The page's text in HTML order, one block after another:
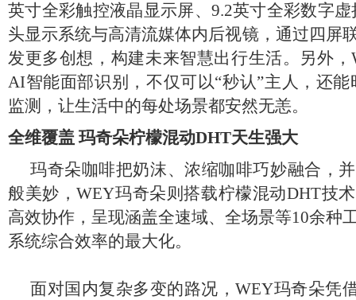
英寸全彩触控液晶显示屏、9.2英寸全彩数字
头显示系统与高清流媒体内后视镜，通过四屏
发更多创想，构建未来智慧出行生活。另外
AI智能面部识别，不仅可以“秒认”主人，还
监测，让生活中的每处场景都安然无恙。
全维覆盖 玛奇朵柠檬混动DHT天生强大
玛奇朵咖啡把奶沫、浓缩咖啡巧妙融合，
般美妙，WEY玛奇朵则搭载柠檬混动DHT技
高效协作，呈现涵盖全速域、全场景等10余种
系统综合效率的最大化。
面对国内复杂多变的路况，WEY玛奇朵凭